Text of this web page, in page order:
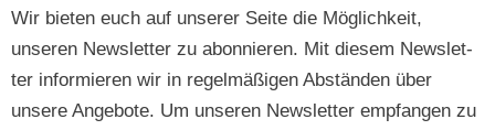
Wir bieten euch auf unser­er Seite die Möglichkeit,
unseren Newslet­ter zu abon­nieren. Mit diesem Newslet­
ter informieren wir in regelmäßi­gen Abstän­den über
unsere Ange­bote. Um unseren Newslet­ter emp­fan­gen zu